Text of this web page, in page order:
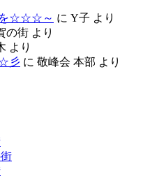
を☆☆☆～ に Y子 より
の街 より
より
彡 に 敬峰会 本部 より